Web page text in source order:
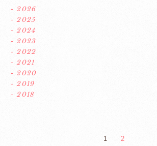
- 2026
- 2025
- 2024
- 2023
- 2022
- 2021
- 2020
- 2019
- 2018
1 2